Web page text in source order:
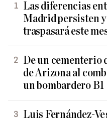
Las diferencias
Madrid persisten
traspasará este
De un cementerio
de Arizona al
un bombardero B1
Luis Fernández-